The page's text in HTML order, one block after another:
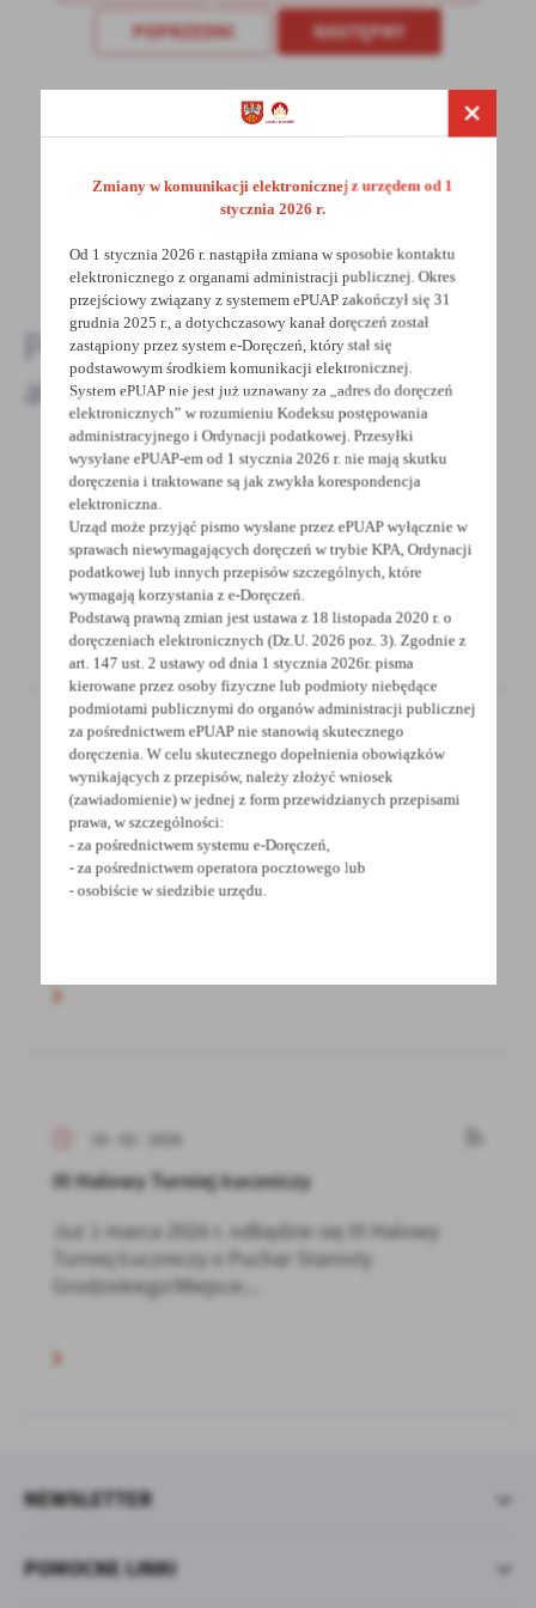
treści w postaci wiadomości, ofert, komunikatów mediów
społecznościowych.
POPRZEDNI NASTĘPNY
Spodobała Ci się informacja? Zostaw nam swoją opinię
bardzo nam w tym pomoże!
DODAJ KOMENTARZ
Pozostałe
aktualności
20 - 02 - 2026
Ostrzeżenie meteorologiczne - Marznące
opady/1
19 - 02 - 2026
INFORMACJA
Powiatowy Ośrodek Dokumentacji Geodezyjnej
i Kartograficznej uprzejmie informuje, że w
19 - 02 - 2026
III Halowy Turniej Łuczniczy
Już 1 marca 2026 r. odbędzie się III Halowy
Turniej Łuczniczy o Puchar Starosty
Grodziskiego!Miejsce:...
POMOCNE LINKI
NEWSLETTER
Zmiany w komunikacji elektronicznej z urzędem od 1
stycznia 2026 r.
Od 1 stycznia 2026 r. nastąpiła zmiana w sposobie kontaktu
elektronicznego z organami administracji publicznej. Okres
przejściowy związany z systemem ePUAP zakończył się 31
grudnia 2025 r., a dotychczasowy kanał doręczeń został
zastąpiony przez system e-Doręczeń, który stał się
podstawowym środkiem komunikacji elektronicznej.
System ePUAP nie jest już uznawany za „adres do doręczeń
elektronicznych” w rozumieniu Kodeksu postępowania
administracyjnego i Ordynacji podatkowej. Przesyłki
wysyłane ePUAP-em od 1 stycznia 2026 r. nie mają skutku
doręczenia i traktowane są jak zwykła korespondencja
elektroniczna.
Urząd może przyjąć pismo wysłane przez ePUAP wyłącznie w
sprawach niewymagających doręczeń w trybie KPA, Ordynacji
podatkowej lub innych przepisów szczególnych, które
wymagają korzystania z e-Doręczeń.
Podstawą prawną zmian jest ustawa z 18 listopada 2020 r. o
doręczeniach elektronicznych (Dz.U. 2026 poz. 3). Zgodnie z
art. 147 ust. 2 ustawy od dnia 1 stycznia 2026r. pisma
kierowane przez osoby fizyczne lub podmioty niebędące
podmiotami publicznymi do organów administracji publicznej
za pośrednictwem ePUAP nie stanowią skutecznego
doręczenia. W celu skutecznego dopełnienia obowiązków
wynikających z przepisów, należy złożyć wniosek
(zawiadomienie) w jednej z form przewidzianych przepisami
prawa, w szczególności:
- za pośrednictwem systemu e-Doręczeń,
- za pośrednictwem operatora pocztowego lub
- osobiście w siedzibie urzędu.